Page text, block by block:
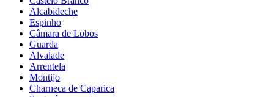
Alcabideche
Espinho
Câmara de Lobos
Guarda
Alvalade
Arrentela
Montijo
Charneca de Caparica